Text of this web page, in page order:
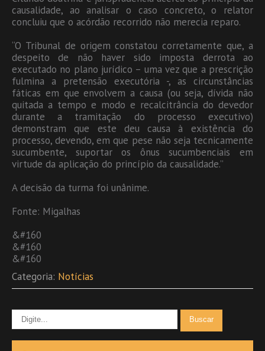
causalidade, ao analisar o caso concreto, o relator
concluiu que o acórdão recorrido não merecia reparo.
“O Tribunal de origem constatou corretamente que, a
despeito de não haver sido imposta derrota ao
executado no plano jurídico – uma vez que a prescrição
fulmina a pretensão executória -, as circunstâncias
fáticas em que envolvem a causa (ou seja, dívida não
quitada a tempo e modo e recalcitrância do devedor
durante a tramitação do processo executivo)
demonstram que este deu causa à existência do
processo, devendo, em que pese não seja tecnicamente
sucumbente, suportar os ônus sucumbenciais em
virtude da aplicação do princípio da causalidade.”
A decisão da turma foi unânime.
Fonte: Migalhas
&#160
&#160
&#160
Categoria: Notícias